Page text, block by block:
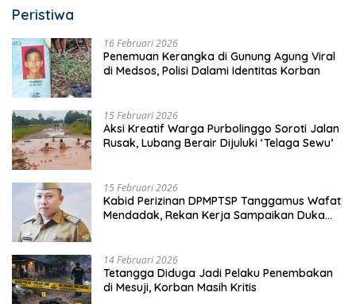
Peristiwa
16 Februari 2026
Penemuan Kerangka di Gunung Agung Viral
di Medsos, Polisi Dalami Identitas Korban
15 Februari 2026
Aksi Kreatif Warga Purbolinggo Soroti Jalan
Rusak, Lubang Berair Dijuluki ‘Telaga Sewu’
15 Februari 2026
Kabid Perizinan DPMPTSP Tanggamus Wafat
Mendadak, Rekan Kerja Sampaikan Duka
14 Februari 2026
Tetangga Diduga Jadi Pelaku Penembakan
di Mesuji, Korban Masih Kritis